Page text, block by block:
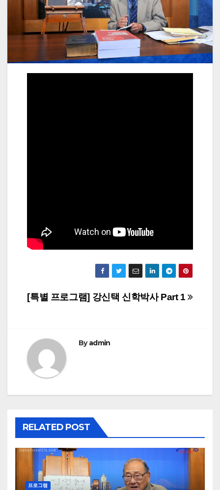
Post
[특별 프로그램] 강신택 신학박사 Part 1
Byadmin
RELATED POST
프로그램